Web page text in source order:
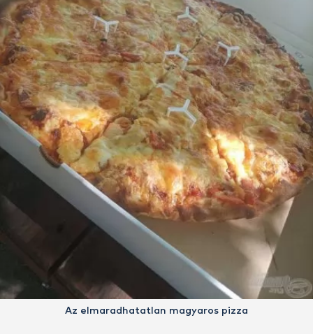
Az elmaradhatatlan magyaros pizza